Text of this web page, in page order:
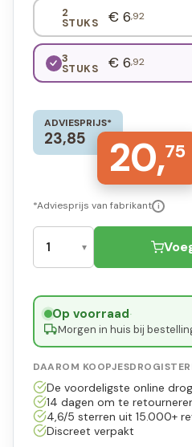
2
STUKS € 6,92
3
STUKS € 6,92
ADVIESPRIJS*
23,85 20,75
*Adviesprijs van fabrikant i
Op voorraad·
Morgen in huis bij
DAAROM
De voordeligste online
14 dagen om te
4,6/5 sterren uit 15.000+
Discreet verpakt